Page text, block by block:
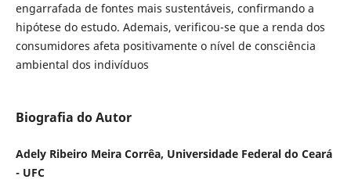
engarrafada de fontes mais sustentáveis, confirmando a
hipótese do estudo. Ademais, verificou-se que a renda dos
consumidores afeta positivamente o nível de consciência
ambiental dos indivíduos
Biografia do Autor
Adely Ribeiro Meira Corrêa, Universidade Federal do Ceará
- UFC